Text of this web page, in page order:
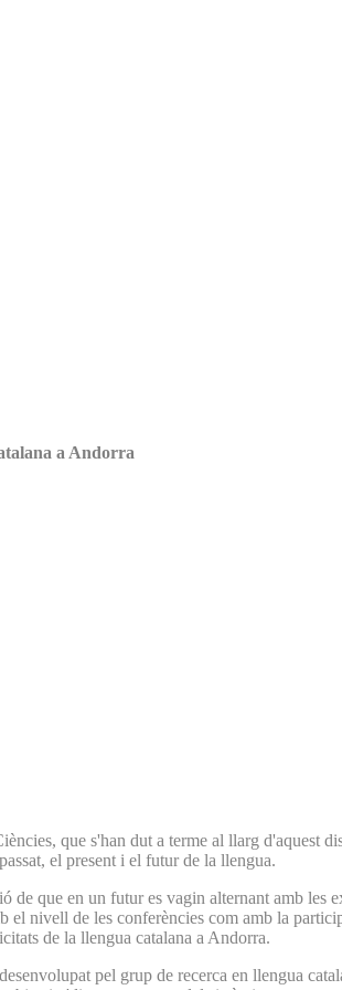
a Andorra
que s'han dut a terme al llarg d'aquest
el present i el futur de la llengua.
que en un futur es vagin alternant amb les
nivell de les conferències com amb la
de la llengua catalana a Andorra.
pel grup de recerca en llengua